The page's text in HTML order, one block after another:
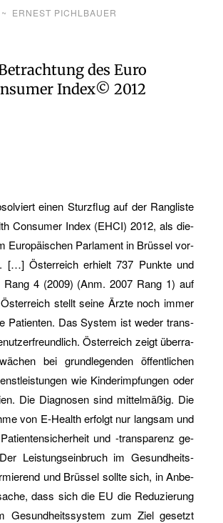
~ ERNEST PICHLBAUER
des Euro
Index© 2012
einen Sturz­flug auf der Rang­lis­te
Con­su­mer Index (EHCI) 2012, als die­
Eu­ro­päi­schen Par­la­ment in Brüs­sel vor­
[…] Ös­ter­reich er­hielt 737 Punk­te und
4 (2009) (Anm. 2007 Rang 1) auf
stellt seine Ärzte noch immer
Pa­ti­en­ten. Das Sys­tem ist weder trans­
Ös­ter­reich zeigt über­ra­
bei grund­le­gen­den öf­fent­li­chen
wie Kin­derimp­fun­gen oder
Die Dia­gno­sen sind mit­tel­mä­ßig. Die
von E-Health er­folgt nur lang­sam und
und -trans­pa­renz ge­
Leis­tungs­ein­bruch im Ge­sund­heits­
und Brüs­sel soll­te sich, in An­be­
dass sich die EU die Re­du­zie­rung
Ge­sund­heits­sys­tem zum Ziel ge­setzt